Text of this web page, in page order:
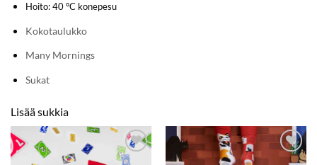
Hoito: 40 °C konepesu
Kokotaulukko
Many Mornings
Sukat
Lisää sukkia